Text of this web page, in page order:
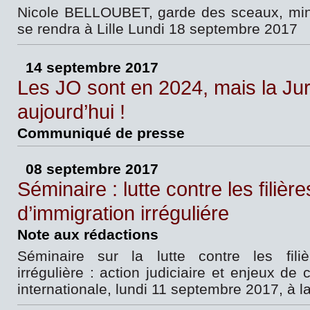
Nicole BELLOUBET, garde des sceaux,
se rendra à Lille Lundi 18 septembre 2017
14 septembre 2017
Les JO sont en 2024, mais la
aujourd’hui !
Communiqué de presse
08 septembre 2017
Séminaire : lutte contre les
d’immigration irréguliére
Note aux rédactions
Séminaire sur la lutte contre les
irrégulière : action judiciaire et enjeux de
internationale, lundi 11 septembre 2017, à